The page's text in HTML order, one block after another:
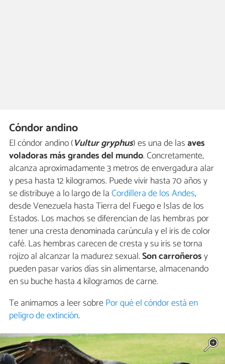
Cóndor andino
El cóndor andino (Vultur gryphus) es una de lasaves
voladoras más grandes del mundo. Concretamente,
alcanza aproximadamente 3 metros de envergadura alar
y pesa hasta 12 kilogramos. Puede vivir hasta 70 años y
se distribuye a lo largo de laCordillera de los Andes,
desde Venezuela hasta Tierra del Fuego e Islas de los
Estados. Los machos se diferencian de las hembras por
tener una cresta denominada carúncula y el iris de color
café. Las hembras carecen de cresta y su iris se torna
rojizo al alcanzar la madurez sexual.Son carroñerosy
pueden pasar varios días sin alimentarse, almacenando
en su buche hasta 4 kilogramos de carne.
Te animamos a leer sobrePor qué el cóndor está en
peligro de extinción.